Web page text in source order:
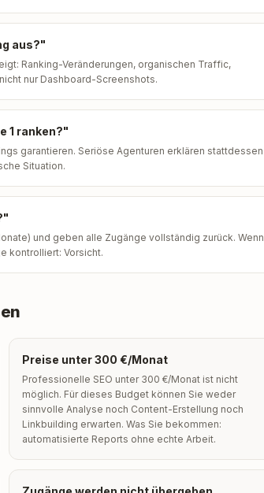
aus?"
Ranking-Veränderungen, organischen Traffic,
nur Dashboard-Screenshots.
1 ranken?"
garantieren. Seriöse Agenturen erklären stattdessen
Situation.
und geben alle Zugänge vollständig zurück. Wenn
kontrolliert: Vorsicht.
Preise unter 300 €/Monat
Professionelle SEO unter 300 €/Monat ist nicht
möglich. Für dieses Budget können Sie weder
sinnvolle Analyse noch Content-Erstellung noch
Linkbuilding erwarten. Was Sie bekommen:
automatisierte Reports ohne echte Arbeit.